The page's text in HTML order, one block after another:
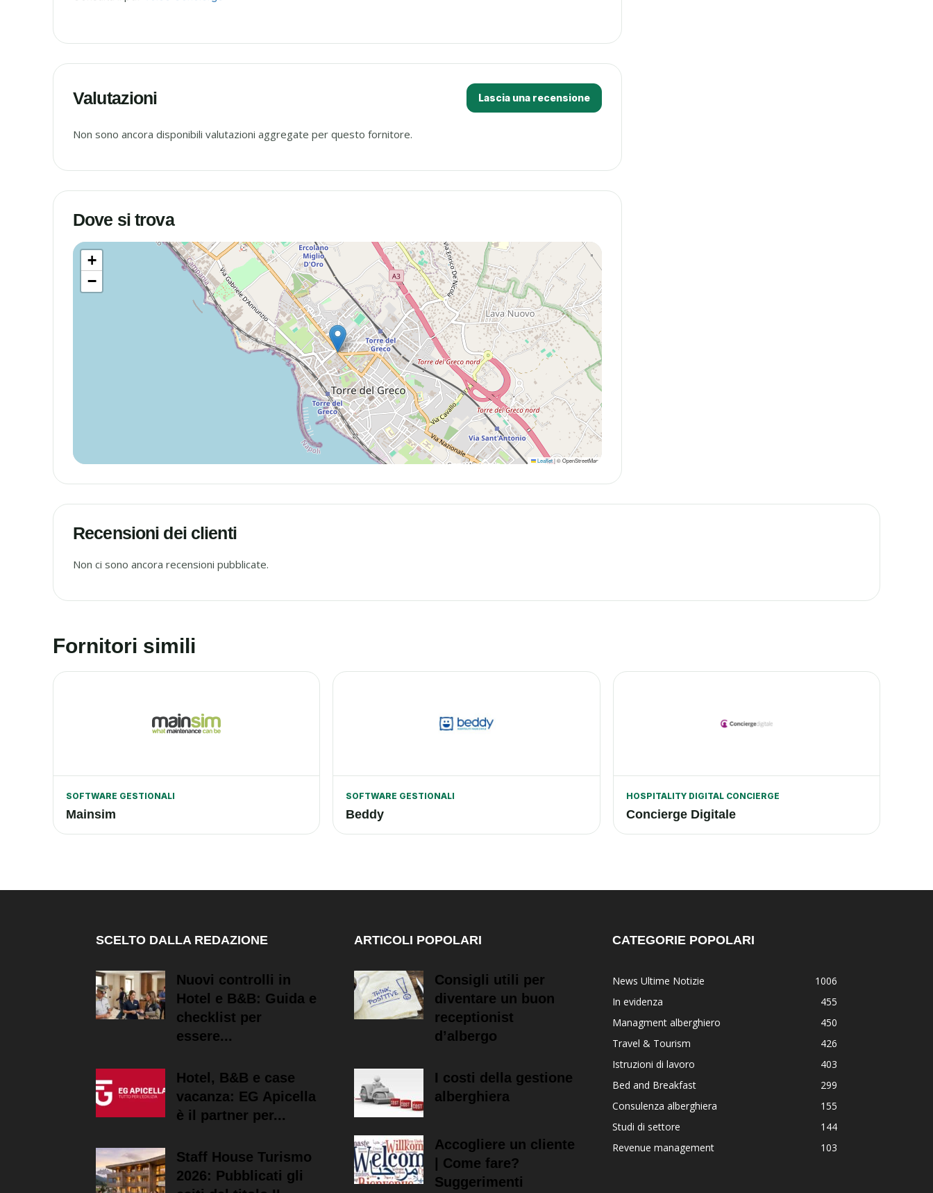
Valutazioni Lascia una recensione
Non sono ancora disponibili valutazioni aggregate per questo fornitore.
Dove si trova
+
−
Leaflet|© OpenStreetMap
Recensioni dei clienti
Non ci sono ancora recensioni pubblicate.
Fornitori simili
SOFTWARE GESTIONALI
Mainsim
SOFTWARE GESTIONALI
Beddy
HOSPITALITY DIGITAL CONCIERGE
Concierge Digitale
SCELTO DALLA REDAZIONE
Nuovi controlli in
Hotel e B&B: Guida e
checklist per
essere...
Hotel, B&B e case
vacanza: EG Apicella
è il partner per...
Staff House Turismo
2026: Pubblicati gli
ARTICOLI POPOLARI
Consigli utili per
diventare un buon
receptionist
d’albergo
I costi della gestione
alberghiera
Accogliere un cliente
| Come fare?
Suggerimenti
CATEGORIE POPOLARI
News Ultime Notizie
1006
In evidenza
455
Managment alberghiero
450
Travel & Tourism
426
Istruzioni di lavoro
403
Bed and Breakfast
299
Consulenza alberghiera
155
Studi di settore
144
Revenue management
103